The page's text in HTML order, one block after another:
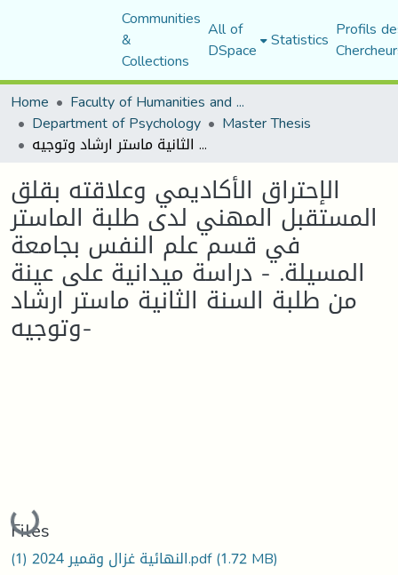
Communities
&
Collections
All of
DSpace Statistics Profils
Home
Faculty of Humanities and Social Sciences
Department of Psychology Master Thesis
الإحتراق الأكاديمي وعلاقته بقلق المستقبل المهني لدى طلبة الماستر في قسم علم النفس بجامعة المسيلة. - دراسة ميدانية على عينة من طلبة السنة الثانية ماستر ارشاد وتوجيه-
الإحتراق الأكاديمي وعلاقته بقلق
المستقبل المهني لدى طلبة الماستر
في قسم علم النفس بجامعة
المسيلة. - دراسة ميدانية على عينة
من طلبة السنة الثانية ماستر ارشاد
وتوجيه-
Loading...
Files
النهائية غزال وقمير 2024 (1).pdf(1.72 MB)